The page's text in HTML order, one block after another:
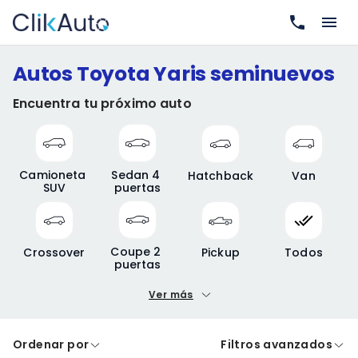
Autos Toyota Yaris seminuevos
Encuentra tu próximo auto
Camioneta
SUV
Sedan 4
puertas
Hatchback Van
Crossover
Coupe 2
puertas
Pickup Todos
Precio máximo
A crédito De contado
Ver más
Ordenar por Filtros avanzados